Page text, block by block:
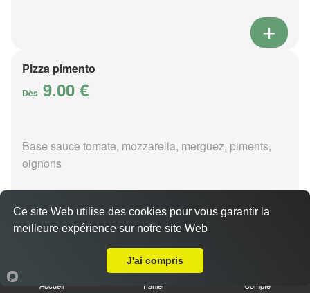
Pizza pimento
Dès 9.00 €
Base sauce tomate, mozzarella, merguez, piments,
oignons
Accueil Panier Compte
Ce site Web utilise des cookies pour vous garantir la
meilleure expérience sur notre site Web
J'ai compris